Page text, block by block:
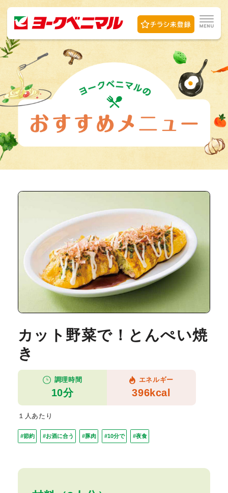
カット野菜で！とんぺい焼
き
調理時間
10分
エネルギー
396kcal
１人あたり
#節約 #お酒に合う #豚肉 #10分で #夜食